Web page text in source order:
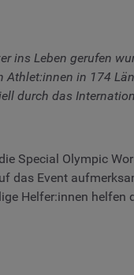
ins Leben gerufen
in 174
durch das
Special Olympic
Event
Helfer:innen helfen